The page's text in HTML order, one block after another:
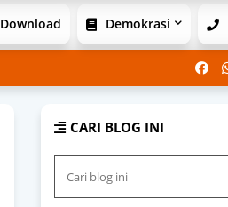
Download Demokrasi
CARI BLOG INI